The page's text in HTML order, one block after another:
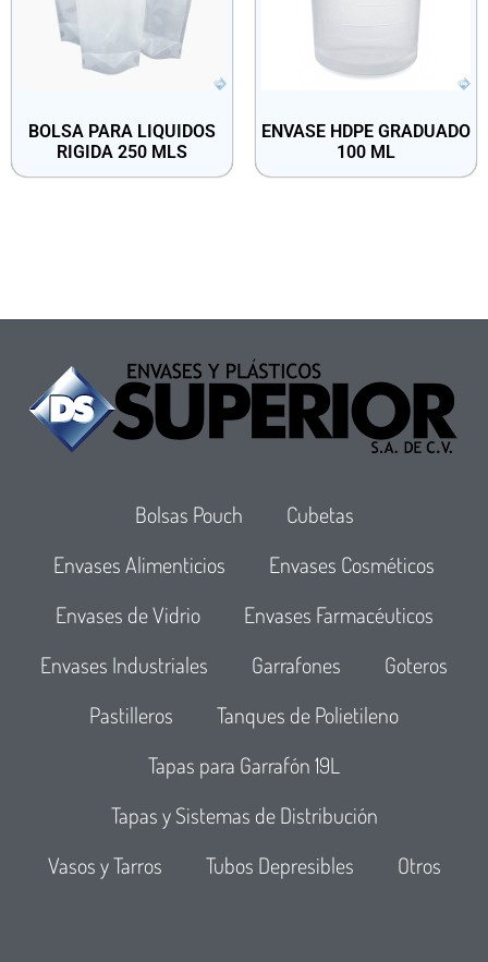
BOLSA PARA LIQUIDOS
RIGIDA 250 MLS
ENVASE HDPE GRADUADO
100 ML
Bolsas Pouch
Cubetas
Envases Alimenticios
Envases Cosméticos
Envases de Vidrio
Envases Farmacéuticos
Envases Industriales
Garrafones
Goteros
Pastilleros
Tanques de Polietileno
Tapas para Garrafón 19L
Tapas y Sistemas de Distribución
Vasos y Tarros
Tubos Depresibles Otros